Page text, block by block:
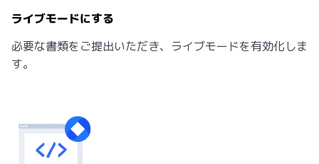
ライブモードにする
必要な書類をご提出いただき、ライブモードを有効化しま
す。